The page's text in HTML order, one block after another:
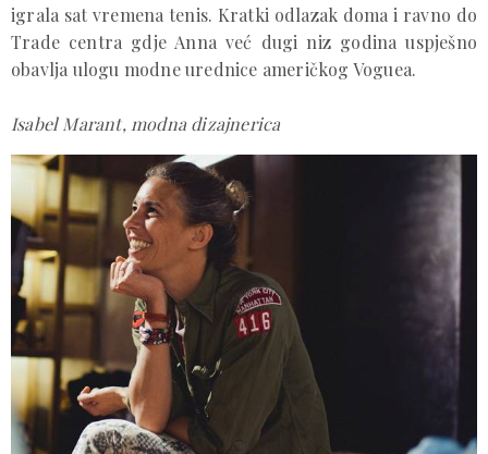
igrala sat vremena tenis. Kratki odlazak doma i ravno do
Trade centra gdje Anna već dugi niz godina uspješno
obavlja ulogu modne urednice američkog Voguea.
Isabel Marant, modna dizajnerica